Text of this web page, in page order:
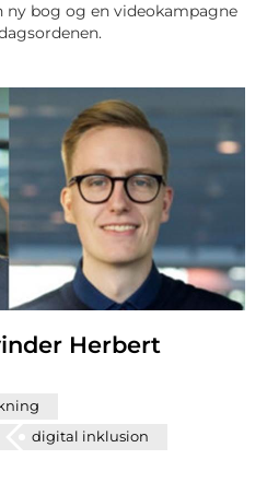
ny bog og en videokampagne
Herbert
digital inklusion